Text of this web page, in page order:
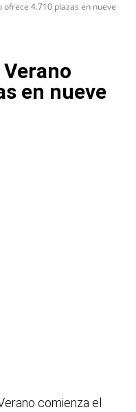
ofrece 4.710 plazas en nueve
en nueve
comienza el